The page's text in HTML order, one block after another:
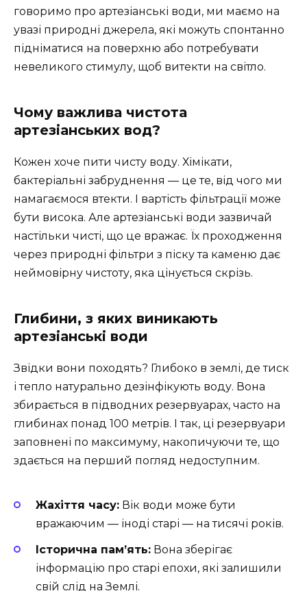
говоримо про артезіанські води, ми маємо на
увазі природні джерела, які можуть спонтанно
підніматися на поверхню або потребувати
невеликого стимулу, щоб витекти на світло.
Чому важлива чистота
артезіанських вод?
Кожен хоче пити чисту воду. Хімікати,
бактеріальні забруднення — це те, від чого ми
намагаємося втекти. І вартість фільтрації може
бути висока. Але артезіанські води зазвичай
настільки чисті, що це вражає. Їх проходження
через природні фільтри з піску та каменю дає
неймовірну чистоту, яка цінується скрізь.
Глибини, з яких виникають
артезіанські води
Звідки вони походять? Глибоко в землі, де тиск
і тепло натурально дезінфікують воду. Вона
збирається в підводних резервуарах, часто на
глибинах понад 100 метрів. І так, ці резервуари
заповнені по максимуму, накопичуючи те, що
здається на перший погляд недоступним.
Жахіття часу: Вік води може бути
вражаючим — іноді старі — на тисячі років.
Історична пам’ять: Вона зберігає
інформацію про старі епохи, які залишили
свій слід на Землі.